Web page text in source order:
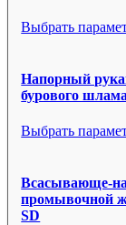
Выбрать
Напорный
бурового
Выбрать
Всасывающе-
промывочной
SD